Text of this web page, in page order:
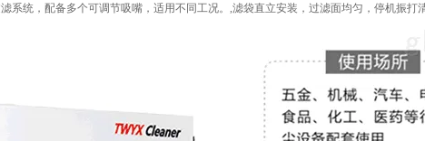
系统，配备多个可调节吸嘴，适用不同工况。,滤袋直立安装，过滤面均匀，停机振打